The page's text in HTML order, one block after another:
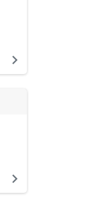
navigate_next
navigate_next